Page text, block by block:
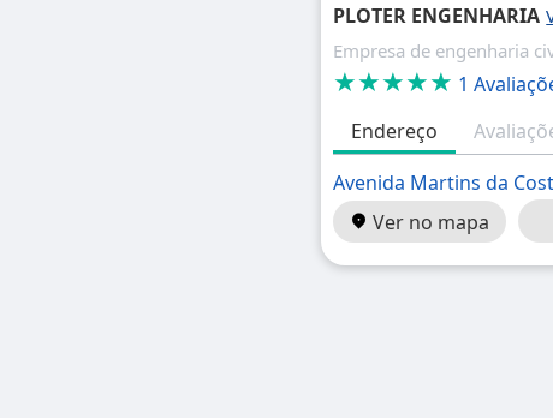
PLOTER ENGENHARIA
Empresa de engenharia
★★★★★ 1
Endereço
Avenida Martins da
Ver no mapa